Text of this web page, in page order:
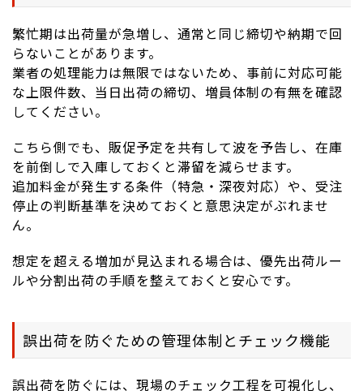
繁忙期は出荷量が急増し、通常と同じ締切や納期で回
らないことがあります。
業者の処理能力は無限ではないため、事前に対応可能
な上限件数、当日出荷の締切、増員体制の有無を確認
してください。
こちら側でも、販促予定を共有して波を予告し、在庫
を前倒しで入庫しておくと滞留を減らせます。
追加料金が発生する条件（特急・深夜対応）や、受注
停止の判断基準を決めておくと意思決定がぶれませ
ん。
想定を超える増加が見込まれる場合は、優先出荷ルー
ルや分割出荷の手順を整えておくと安心です。
誤出荷を防ぐための管理体制とチェック機能
誤出荷を防ぐには、現場のチェック工程を可視化し、